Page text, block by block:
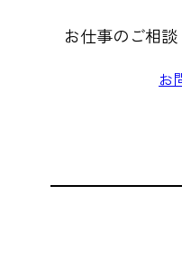
お仕事のご相
お